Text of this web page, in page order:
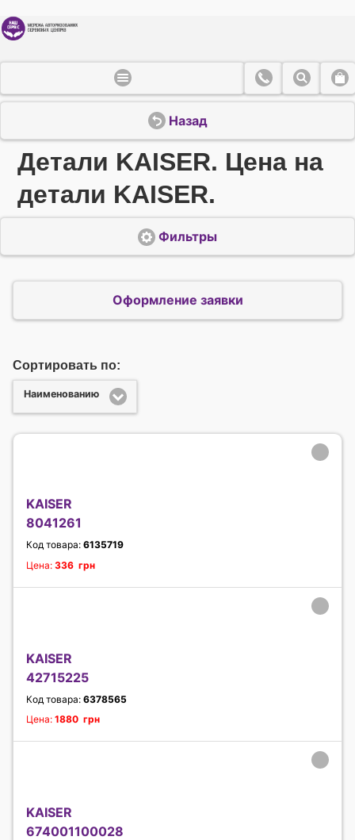
Назад
Детали KAISER. Цена на
детали KAISER.
Фильтры
Оформление заявки
Сортировать по:
Наименованию
KAISER
8041261
Код товара: 6135719
Цена: 336 грн
KAISER
42715225
Код товара: 6378565
Цена: 1880 грн
KAISER
674001100028